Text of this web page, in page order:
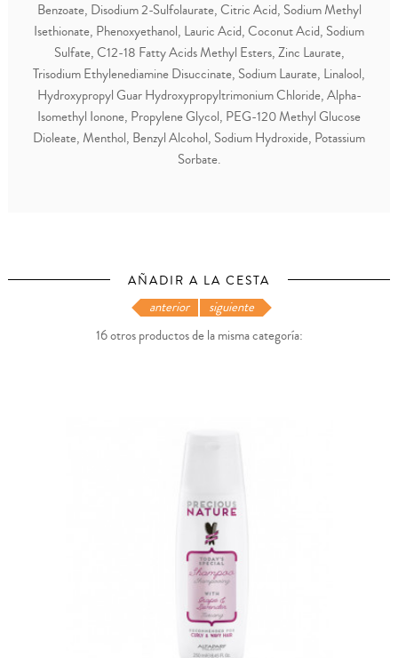
Benzoate, Disodium 2-Sulfolaurate, Citric Acid, Sodium Methyl
Isethionate, Phenoxyethanol, Lauric Acid, Coconut Acid, Sodium
Sulfate, C12-18 Fatty Acids Methyl Esters, Zinc Laurate,
Trisodium Ethylenediamine Disuccinate, Sodium Laurate, Linalool,
Hydroxypropyl Guar Hydroxypropyltrimonium Chloride, Alpha-
Isomethyl Ionone, Propylene Glycol, PEG-120 Methyl Glucose
Dioleate, Menthol, Benzyl Alcohol, Sodium Hydroxide, Potassium
Sorbate.
AÑADIR A LA CESTA
16 otros productos de la misma categoría:
anterior siguiente